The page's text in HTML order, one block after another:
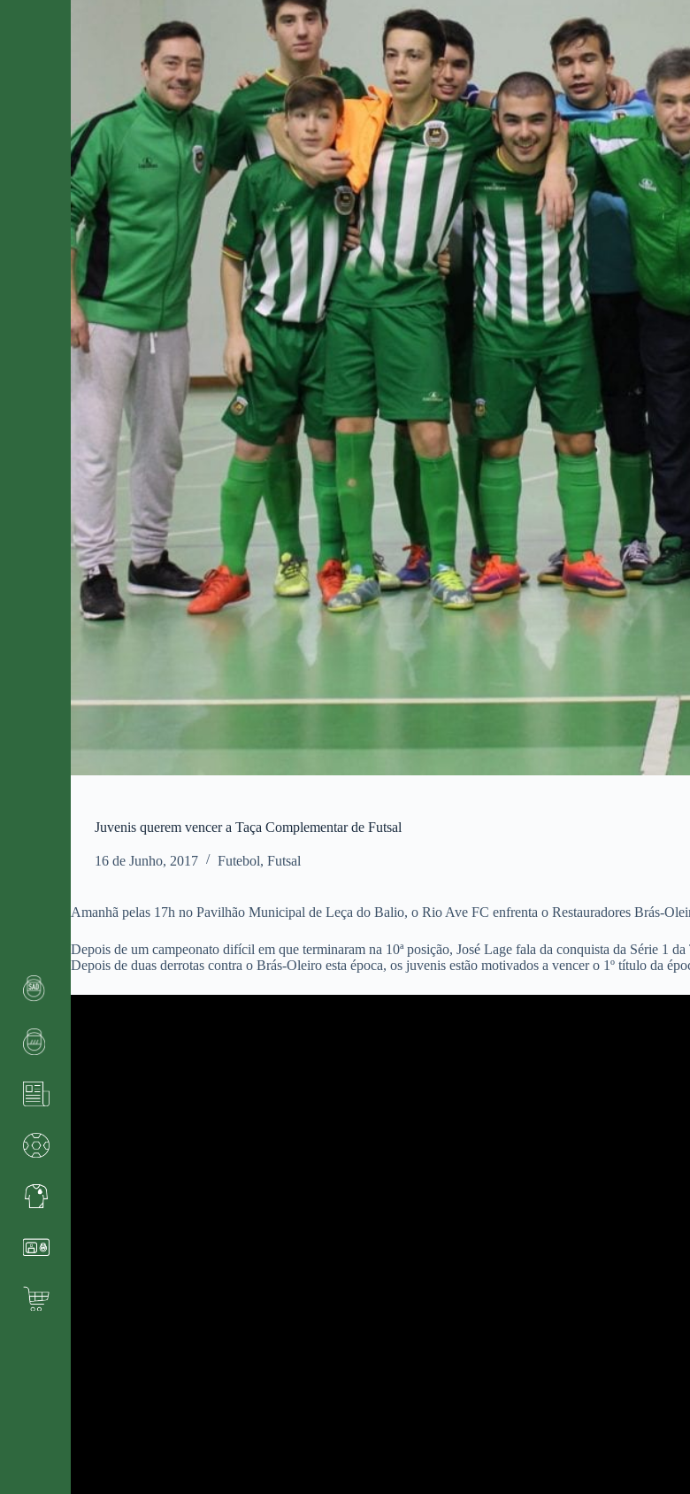
Juvenis querem vencer a Taça Complementar de Futsal
16 de Junho, 2017 Futebol,Futsal
Amanhã pelas 17h no Pavilhão Municipal de Leça do Balio, o Rio Ave FC enfrenta o Restauradores Brás-
Depois de um campeonato difícil em que terminaram na 10ª posição, José Lage fala da conquista da Série 1
Depois de duas derrotas contra o Brás-Oleiro esta época, os juvenis estão motivados a vencer o 1º título da